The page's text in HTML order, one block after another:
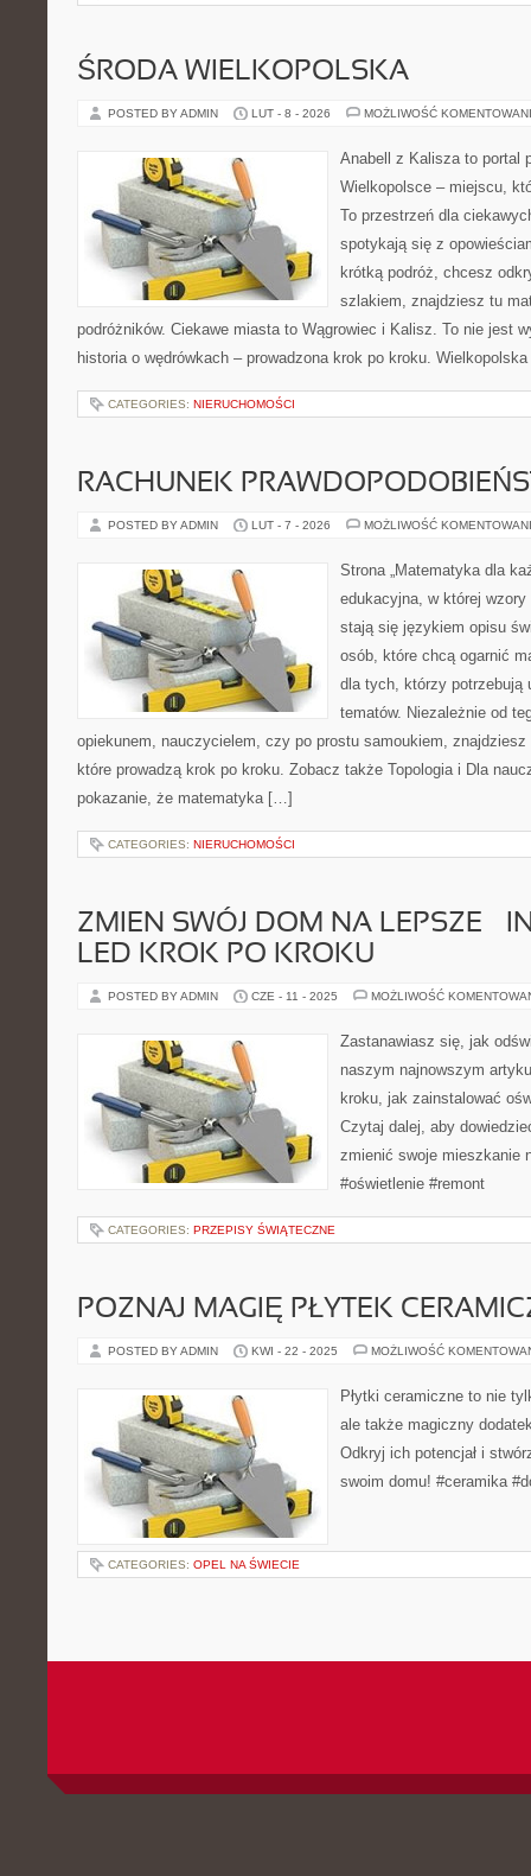
ŚRODA WIELKOPOLSKA
POSTED BY ADMIN LUT - 8 - 2026 MOŻLIWOŚĆ
Anabell z Kalisza to portal
Wielkopolsce – miejscu,
To przestrzeń dla
spotykają się z
krótką podróż, chcesz
szlakiem, znajdziesz tu
podróżników. Ciekawe miasta to Wągrowiec i Kalisz. To nie jest
historia o wędrówkach – prowadzona krok po kroku.
CATEGORIES: NIERUCHOMOŚCI
RACHUNEK
POSTED BY ADMIN LUT - 7 - 2026 MOŻLIWOŚĆ
Strona „Matematyka dla
edukacyjna, w której
stają się językiem opisu
osób, które chcą ogarnić
dla tych, którzy potrzebują
tematów. Niezależnie od
opiekunem, nauczycielem, czy po prostu samoukiem,
które prowadzą krok po kroku. Zobacz także Topologia i Dla
pokazanie, że matematyka […]
CATEGORIES: NIERUCHOMOŚCI
ZMIEN SWÓJ DOM NA LEPSZE –
LED KROK PO KROKU
POSTED BY ADMIN CZE - 11 - 2025 MOŻLIWOŚĆ
Zastanawiasz się, jak
naszym najnowszym
kroku, jak zainstalować
Czytaj dalej, aby
zmienić swoje mieszkanie
#oświetlenie #remont
CATEGORIES: PRZEPISY ŚWIĄTECZNE
POZNAJ MAGIĘ PŁYTEK
POSTED BY ADMIN KWI - 22 - 2025 MOŻLIWOŚĆ
Płytki ceramiczne to nie
ale także magiczny
Odkryj ich potencjał i
swoim domu! #ceramika
CATEGORIES: OPEL NA ŚWIECIE